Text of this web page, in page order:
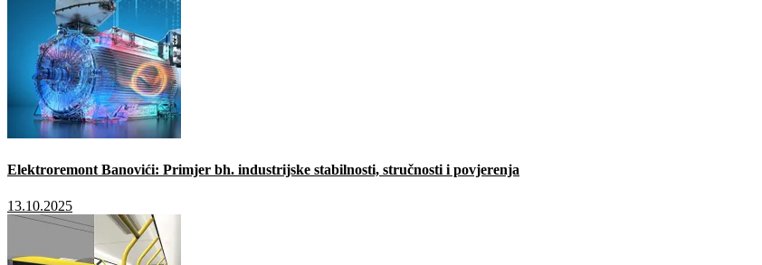
Elektroremont Banovići: Primjer bh. industrijske stabilnosti, stručnosti i povjerenja
13.10.2025